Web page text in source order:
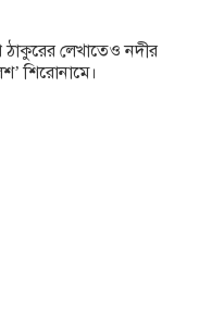
লেখাতেও নদীর
শিরোনামে।